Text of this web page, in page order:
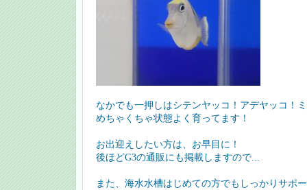
なかでも一押しはシテンヤッコ！アデヤッコ！
めちゃくちゃ状態よく育ってます！
お出迎えしたい方は、お早目に！
後ほどG3の通販にも掲載しますので...
また、海水水槽はじめての方でもしっかりサポ